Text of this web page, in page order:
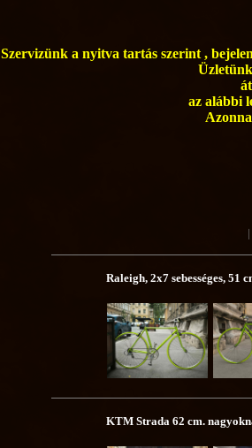
Szervizünk a nyitva tartás szerint ,
az alábbi
|
Raleigh, 2x7 sebességes, 51
KTM Strada 62 cm.